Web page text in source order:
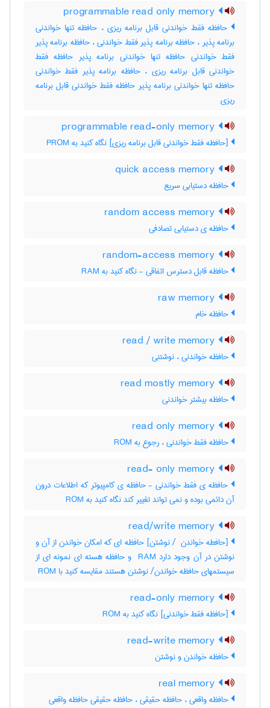
حافظه فقط خواندنی قابل برنامه ریزی ، حافظه تنها خواندنی
برنامه پذیر ، حافظه برنامه پذیر فقط خواندنی ، حافظه برنامه پذیر
فقط خواندنی حافظه تنها خواندنی برنامه پذیر حافظه فقط
خواندنی قابل برنامه ریزی ، حافظه برنامه پذیر فقط خواندنی
حافظه تنها خواندنی برنامه پذیر حافظه فقط خواندنی قابل برنامه
ریزی
[حافظه فقط خواندنی قابل برنامه ریزی] نگاه کنید به ‎ PROM
حافظه دستیابی سریع
حافظه ی دستیابی تصادفی
حافظه قابل دسترس اتفاقی - نگاه کنید به RAM
حافظه خام
حافظه خواندنی ، نوشتنی
حافظه بیشتر خواندنی
حافظه فقط خواندنی ، رجوع به ROM
حافظه ی فقط خواندنی - حافظه ی کامپیوتر که اطلاعات درون
آن دائمی بوده و نمی تواند تغییر کند نگاه کنید به ROM
[حافطه خواندن ‎ / نوشتن] حافظه ای که امکان خواندن از آن و
نوشتن در آن وجود دارد ‎ RAM و حافظه هسته ای نمونه ای از
سیستمهای حافظه خواندن‎/ نوشتن هستند مقایسه کنید با ‎ ROM
[حافظه فقط خواندنی] نگاه کنید به ‎ ROM
حافظه خواندن و نوشتن
حافظه واقعی ، حافظه حقیقی ، حافظه حقیقی حافظه واقعی